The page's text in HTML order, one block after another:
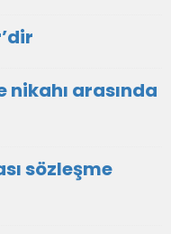
nikahı arasında
sözleşme